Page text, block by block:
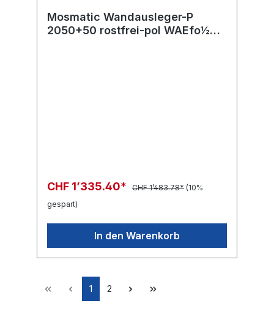
Mosmatic Wandausleger-P
2050+50 rostfrei-pol WAEfo½
CHF 1’335.40* CHF 1’483.78* (10%
gespart)
In den Warenkorb
1 2